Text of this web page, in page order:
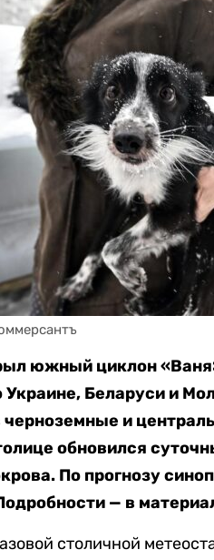
южный циклон
Украине, Беларуси и
и
обновился
По прогнозу
— в
столичной